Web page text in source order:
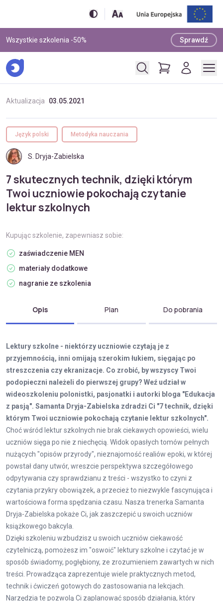
Wszystkie szkolenia -50% Sprawdź
Aktualizacja 03.05.2021
S. Dryja-Zabielska
Język polski Metodyka nauczania
7 skutecznych technik, dzięki którym
Twoi uczniowie pokochają czytanie
lektur szkolnych
Kupując szkolenie, zapewniasz sobie:
zaświadczenie MEN
materiały dodatkowe
nagranie ze szkolenia
Opis Plan Do pobrania
Lektury szkolne - niektórzy uczniowie czytają je z
przyjemnością, inni omijają szerokim łukiem, sięgając po
streszczenia czy ekranizacje. Co zrobić, by wszyscy Twoi
podopieczni należeli do pierwszej grupy? Weź udział w
wideoszkoleniu polonistki, pasjonatki i autorki bloga "Edukacja
z pasją". Samanta Dryja-Zabielska zdradzi Ci "7 technik, dzięki
którym Twoi uczniowie pokochają czytanie lektur szkolnych".
Choć wśród lektur szkolnych nie brak ciekawych opowieści, wielu
uczniów sięga po nie z niechęcią. Widok opasłych tomów pełnych
nużących "opisów przyrody", nieznajomość realiów epoki, w której
powstał dany utwór, wreszcie perspektywa szczegółowego
odpytywania czy sprawdzianu z treści - wszystko to czyni z
czytania przykry obowiązek, a przecież to niezwykle fascynująca i
wartościowa forma spędzania czasu. Nasza trenerka Samanta
Dryja-Zabielska pokaże Ci, jak zaszczepić u swoich uczniów
książkowego bakcyla.
Dzięki szkoleniu wzbudzisz u swoich uczniów ciekawość
czytelniczą, pomożesz im "oswoić" lektury szkolne i czytać je w
sposób świadomy, pogłębiony, ze zrozumieniem zawartych w nich
treści. Prowadząca zaprezentuje wiele praktycznych metod,
technik i ćwiczeń gotowych do zastosowania na lekcjach.
Narzędzia te pozwolą Ci zaplanować sposób działania, który